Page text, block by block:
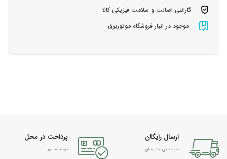
گارانتی اصالت و سلامت فیزیکی کالا
موجود در انبار فروشگاه موتوربرق
ارسال رایگان
خرید بالای 600 تومان
پرداخت در محل
توسط مامور